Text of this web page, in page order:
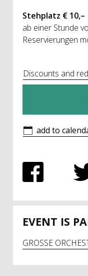
Stehplatz € 10,–
ab einer Stunde
Reservierungen
Discounts and
add to
EVENT IS
GROSSE